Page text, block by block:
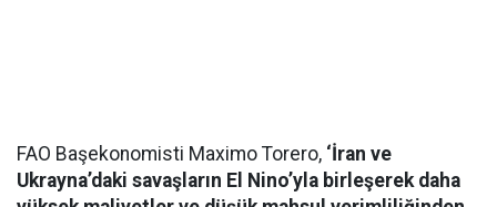
FAO Başekonomisti Maximo Torero, ‘İran ve
Ukrayna’daki savaşların El Nino’yla birleşerek daha